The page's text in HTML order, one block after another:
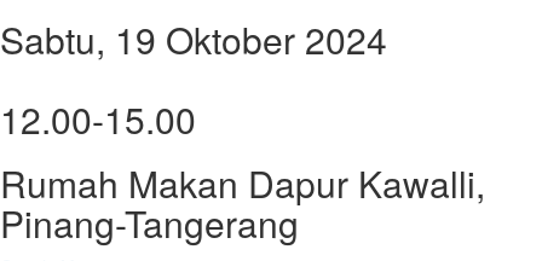
Sabtu, 19 Oktober 2024
12.00-15.00
Rumah Makan Dapur Kawalli,
Pinang-Tangerang